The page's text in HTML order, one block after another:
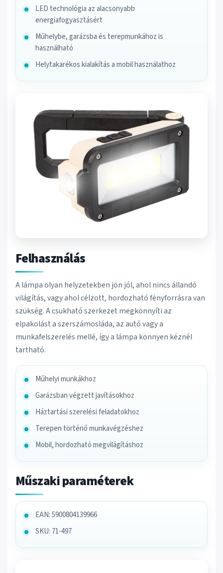
LED technológia az alacsonyabb
energiafogyasztásért
Műhelybe, garázsba és terepmunkához is
használható
Helytakarékos kialakítás a mobil használathoz
Felhasználás
A lámpa olyan helyzetekben jön jól, ahol nincs állandó
világítás, vagy ahol célzott, hordozható fényforrásra van
szükség. A csukható szerkezet megkönnyíti az
elpakolást a szerszámosláda, az autó vagy a
munkafelszerelés mellé, így a lámpa könnyen kéznél
tartható.
Műhelyi munkákhoz
Garázsban végzett javításokhoz
Háztartási szerelési feladatokhoz
Terepen történő munkavégzéshez
Mobil, hordozható megvilágításhoz
Műszaki paraméterek
EAN: 5900804139966
SKU: 71-497